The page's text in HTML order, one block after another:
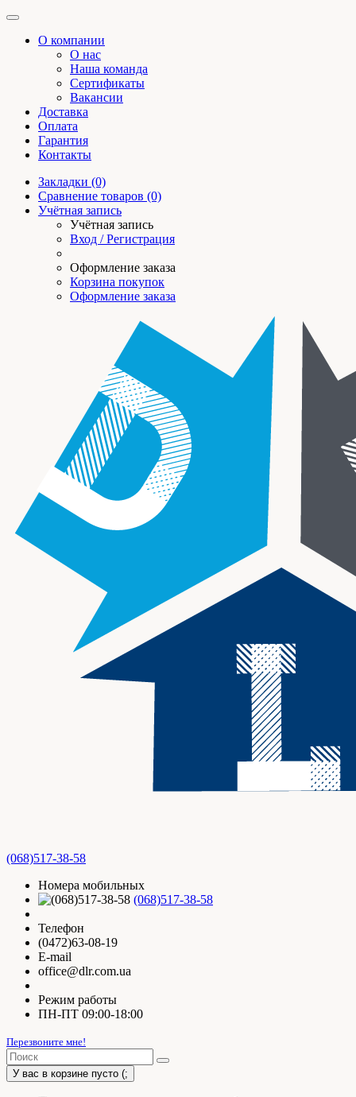
О компании
О нас
Наша команда
Сертификаты
Вакансии
Доставка
Оплата
Гарантия
Контакты
Закладки (0)
Сравнение товаров (0)
Учётная запись
Учётная запись
Вход / Регистрация
Оформление заказа
Корзина покупок
Оформление заказа
(068)517-38-58
Номера мобильных
(068)517-38-58
Телефон
(0472)63-08-19
E-mail
office@dlr.com.ua
Режим работы
ПН-ПТ 09:00-18:00
Перезвоните мне!
У вас в корзине пусто (;